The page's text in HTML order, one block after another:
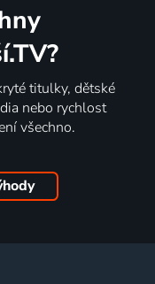
titulky, dětské
nebo rychlost
všechno.